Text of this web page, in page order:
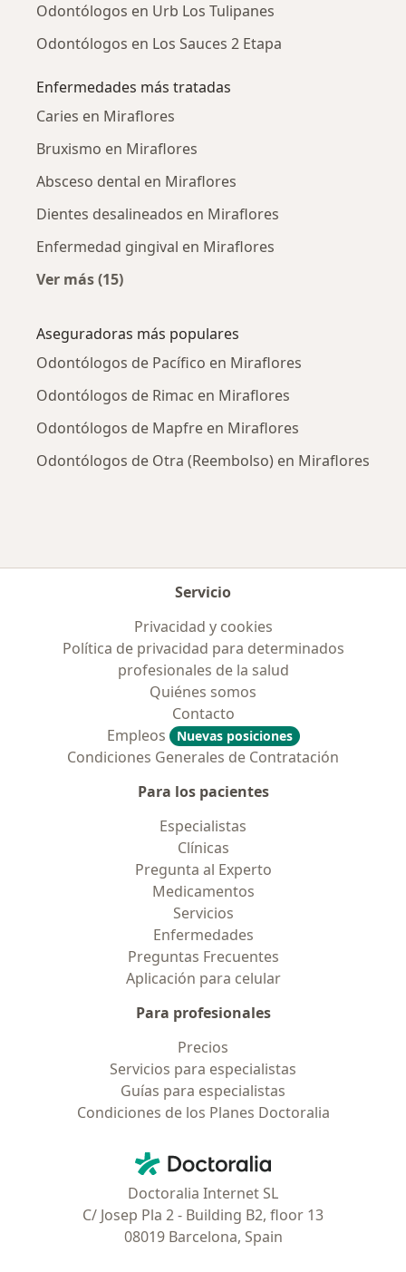
Odontólogos en Urb Los Tulipanes
Odontólogos en Los Sauces 2 Etapa
Enfermedades más tratadas
Caries en Miraflores
Bruxismo en Miraflores
Absceso dental en Miraflores
Dientes desalineados en Miraflores
Enfermedad gingival en Miraflores
Ver más (15)
Aseguradoras más populares
Odontólogos de Pacífico en Miraflores
Odontólogos de Rimac en Miraflores
Odontólogos de Mapfre en Miraflores
Odontólogos de Otra (Reembolso) en Miraflores
Servicio
Privacidad y cookies
Política de privacidad para determinados
profesionales de la salud
Quiénes somos
Contacto
Empleos
Nuevas posiciones
Condiciones Generales de Contratación
Para los pacientes
Especialistas
Clínicas
Pregunta al Experto
Medicamentos
Servicios
Enfermedades
Preguntas Frecuentes
Aplicación para celular
Para profesionales
Precios
Servicios para especialistas
Guías para especialistas
Condiciones de los Planes Doctoralia
Doctoralia - Página de inicio
Doctoralia Internet SL
C/ Josep Pla 2 - Building B2, floor 13
08019 Barcelona, Spain